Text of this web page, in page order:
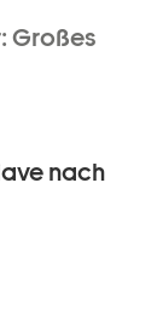
Großes
nach